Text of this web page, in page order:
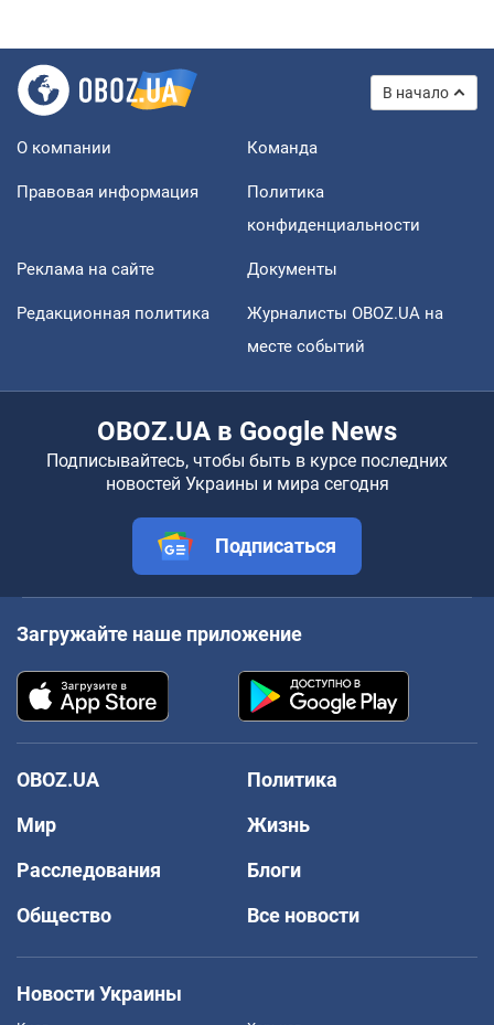
В начало
О компании Команда
Правовая информация
Политика
конфиденциальности
Реклама на сайте Документы
Редакционная политика
Журналисты OBOZ.UA на
месте событий
OBOZ.UA в Google News
Подписывайтесь, чтобы быть в курсе последних
новостей Украины и мира сегодня
Подписаться
Загружайте наше приложение
OBOZ.UA
Политика
Мир
Жизнь
Расследования
Блоги
Общество
Все новости
Новости Украины